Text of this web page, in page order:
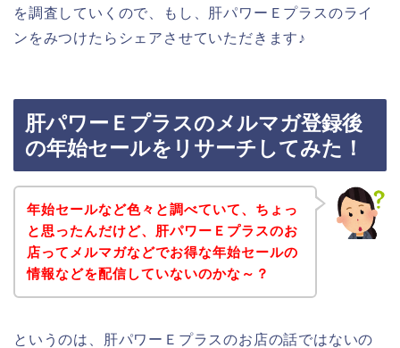
を調査していくので、もし、肝パワーＥプラスのライ
ンをみつけたらシェアさせていただきます♪
肝パワーＥプラスのメルマガ登録後
の年始セールをリサーチしてみた！
年始セールなど色々と調べていて、ちょっ
と思ったんだけど、肝パワーＥプラスのお
店ってメルマガなどでお得な年始セールの
情報などを配信していないのかな～？
というのは、肝パワーＥプラスのお店の話ではないの